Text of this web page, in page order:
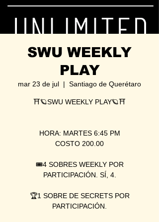
SWU WEEKLY
PLAY
mar 23 de jul
  |
Santiago de Querétaro
⛩🪐SWU WEEKLY PLAY🪐⛩
HORA: MARTES 6:45 PM
COSTO 200.00
🎟4 SOBRES WEEKLY POR
PARTICIPACIÓN. SÍ, 4.
🏆1 SOBRE DE SECRETS POR
PARTICIPACIÓN.